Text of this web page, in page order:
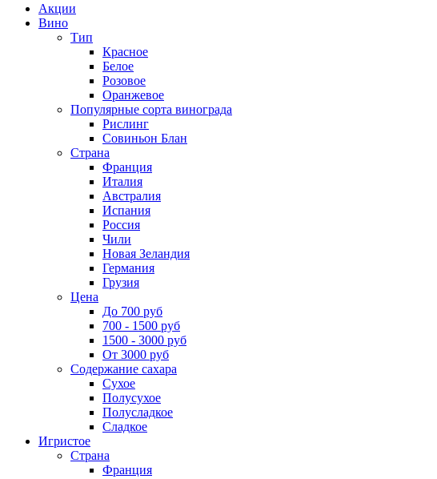
Акции
Вино
Тип
Красное
Белое
Розовое
Оранжевое
Популярные сорта винограда
Рислинг
Совиньон Блан
Страна
Франция
Италия
Австралия
Испания
Россия
Чили
Новая Зеландия
Германия
Грузия
Цена
До 700 руб
700 - 1500 руб
1500 - 3000 руб
От 3000 руб
Содержание сахара
Сухое
Полусухое
Полусладкое
Сладкое
Игристое
Страна
Франция